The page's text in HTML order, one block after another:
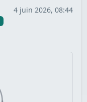
4 juin 2026, 08:44